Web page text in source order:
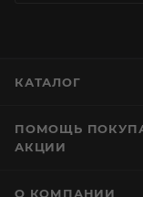
КАТАЛОГ
ПОМОЩЬ
АКЦИИ
О КОМПАНИИ